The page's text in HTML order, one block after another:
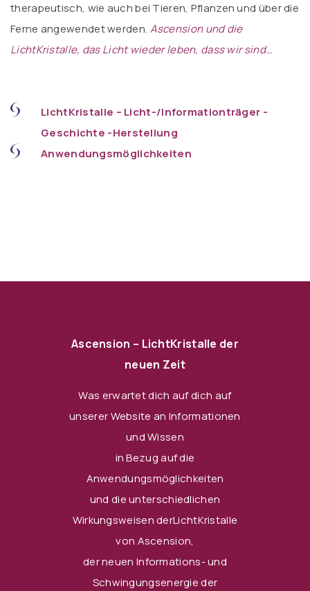
therapeutisch, wie auch bei Tieren, Pflanzen und über die
Ferne angewendet werden. Ascension und die
LichtKristalle, das Licht wieder leben, dass wir sind…
LichtKristalle – Licht-/Informationträger -
Geschichte -Herstellung
Anwendungsmöglichkeiten
Ascension – LichtKristalle der
neuen Zeit
Was erwartet dich auf dich auf
unserer Website an Informationen
und Wissen
in Bezug auf die
Anwendungsmöglichkeiten
und die unterschiedlichen
Wirkungsweisen derLichtKristalle
von Ascension,
der neuen Informations- und
Schwingungsenergie der